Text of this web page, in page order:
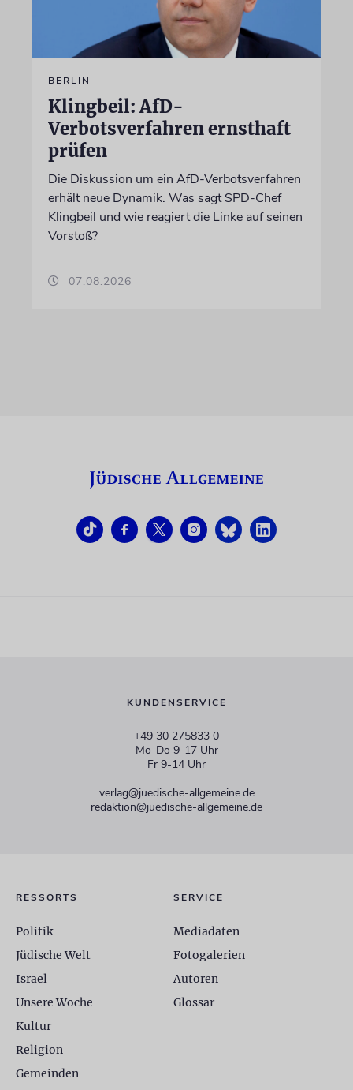
BERLIN
Klingbeil: AfD-
Verbotsverfahren ernsthaft
prüfen
Die Diskussion um ein AfD-Verbotsverfahren
erhält neue Dynamik. Was sagt SPD-Chef
Klingbeil und wie reagiert die Linke auf seinen
Vorstoß?
07.08.2026
KUNDENSERVICE
+49 30 275833 0
Mo-Do 9-17 Uhr
Fr 9-14 Uhr
verlag@juedische-allgemeine.de
redaktion@juedische-allgemeine.de
RESSORTS
Politik
Jüdische Welt
Israel
Unsere Woche
Kultur
Religion
Gemeinden
SERVICE
Mediadaten
Fotogalerien
Autoren
Glossar